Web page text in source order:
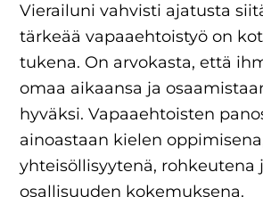
Vierailuni vahvisti ajatusta
tärkeää vapaaehtoistyö on
tukena. On arvokasta, että
omaa aikaansa ja
hyväksi. Vapaaehtoisten
ainoastaan kielen
yhteisöllisyytenä, rohkeutena
osallisuuden kokemuksena.